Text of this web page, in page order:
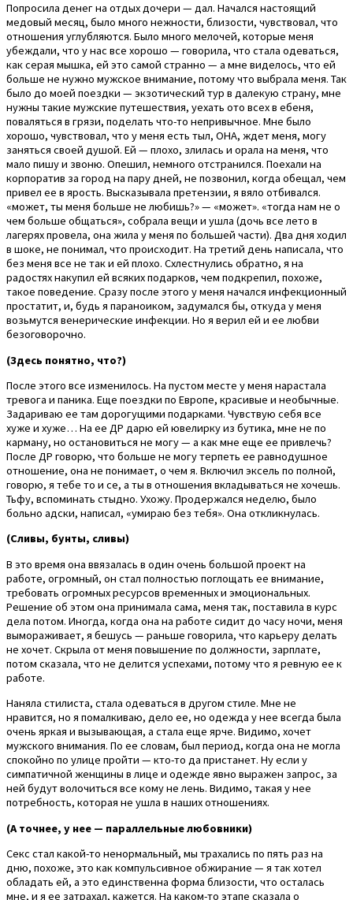
Попросила денег на отдых дочери — дал. Начался настоящий
медовый месяц, было много нежности, близости, чувствовал, что
отношения углубляются. Было много мелочей, которые меня
убеждали, что у нас все хорошо — говорила, что стала одеваться,
как серая мышка, ей это самой странно — а мне виделось, что ей
больше не нужно мужское внимание, потому что выбрала меня. Так
было до моей поездки — экзотический тур в далекую страну, мне
нужны такие мужские путешествия, уехать ото всех в ебеня,
поваляться в грязи, поделать что-то непривычное. Мне было
хорошо, чувствовал, что у меня есть тыл, ОНА, ждет меня, могу
заняться своей душой. Ей — плохо, злилась и орала на меня, что
мало пишу и звоню. Опешил, немного отстранился. Поехали на
корпоратив за город на пару дней, не позвонил, когда обещал, чем
привел ее в ярость. Высказывала претензии, я вяло отбивался.
«может, ты меня больше не любишь?» — «может». «тогда нам не о
чем больше общаться», собрала вещи и ушла (дочь все лето в
лагерях провела, она жила у меня по большей части). Два дня ходил
в шоке, не понимал, что происходит. На третий день написала, что
без меня все не так и ей плохо. Схлестнулись обратно, я на
радостях накупил ей всяких подарков, чем подкрепил, похоже,
такое поведение. Сразу после этого у меня начался инфекционный
простатит, и, будь я параноиком, задумался бы, откуда у меня
возьмутся венерические инфекции. Но я верил ей и ее любви
безоговорочно.
(Здесь понятно, что?)
После этого все изменилось. На пустом месте у меня нарастала
тревога и паника. Еще поездки по Европе, красивые и необычные.
Задариваю ее там дорогущими подарками. Чувствую себя все
хуже и хуже… На ее ДР дарю ей ювелирку из бутика, мне не по
карману, но остановиться не могу — а как мне еще ее привлечь?
После ДР говорю, что больше не могу терпеть ее равнодушное
отношение, она не понимает, о чем я. Включил эксель по полной,
говорю, я тебе то и се, а ты в отношения вкладываться не хочешь.
Тьфу, вспоминать стыдно. Ухожу. Продержался неделю, было
больно адски, написал, «умираю без тебя». Она откликнулась.
(Сливы, бунты, сливы)
В это время она ввязалась в один очень большой проект на
работе, огромный, он стал полностью поглощать ее внимание,
требовать огромных ресурсов временных и эмоциональных.
Решение об этом она принимала сама, меня так, поставила в курс
дела потом. Иногда, когда она на работе сидит до часу ночи, меня
вымораживает, я бешусь — раньше говорила, что карьеру делать
не хочет. Скрыла от меня повышение по должности, зарплате,
потом сказала, что не делится успехами, потому что я ревную ее к
работе.
Наняла стилиста, стала одеваться в другом стиле. Мне не
нравится, но я помалкиваю, дело ее, но одежда у нее всегда была
очень яркая и вызывающая, а стала еще ярче. Видимо, хочет
мужского внимания. По ее словам, был период, когда она не могла
спокойно по улице пройти — кто-то да пристанет. Ну если у
симпатичной женщины в лице и одежде явно выражен запрос, за
ней будут волочиться все кому не лень. Видимо, такая у нее
потребность, которая не ушла в наших отношениях.
(А точнее, у нее — параллельные любовники)
Секс стал какой-то ненормальный, мы трахались по пять раз на
дню, похоже, это как компульсивное обжирание — я так хотел
обладать ей, а это единственна форма близости, что осталась
мне, и я ее затрахал, кажется. На каком-то этапе сказала о